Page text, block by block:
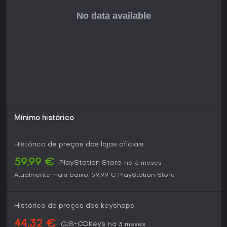
Mínimo histórico
Histórico de preços das lojas oficiais
59,99 € PlayStation Store
há 5 meses
Atualmente mais baixo: 59,99 € PlayStation Store
Histórico de preços dos keyshops
44,32 € CJS-CDKeys há 3 meses